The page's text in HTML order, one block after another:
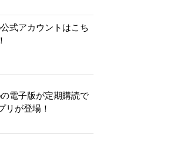
式アカウントはこち
電子版が定期購読で
リが登場！